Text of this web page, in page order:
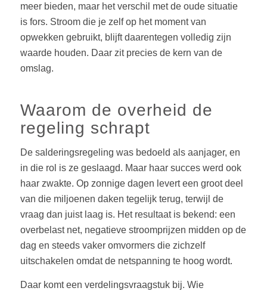
meer bieden, maar het verschil met de oude situatie
is fors. Stroom die je zelf op het moment van
opwekken gebruikt, blijft daarentegen volledig zijn
waarde houden. Daar zit precies de kern van de
omslag.
Waarom de overheid de
regeling schrapt
De salderingsregeling was bedoeld als aanjager, en
in die rol is ze geslaagd. Maar haar succes werd ook
haar zwakte. Op zonnige dagen levert een groot deel
van die miljoenen daken tegelijk terug, terwijl de
vraag dan juist laag is. Het resultaat is bekend: een
overbelast net, negatieve stroomprijzen midden op de
dag en steeds vaker omvormers die zichzelf
uitschakelen omdat de netspanning te hoog wordt.
Daar komt een verdelingsvraagstuk bij. Wie